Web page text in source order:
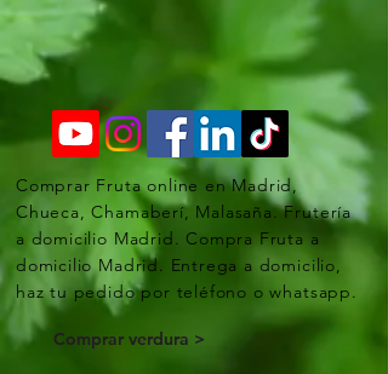
Comprar Fruta online en Madrid,
Chueca, Chamaberí, Malasaña. Frutería
a domicilio Madrid. Compra Fruta a
domicilio Madrid. Entrega a domicilio,
haz tu pedido por teléfono o whatsapp.
Comprar verdura >